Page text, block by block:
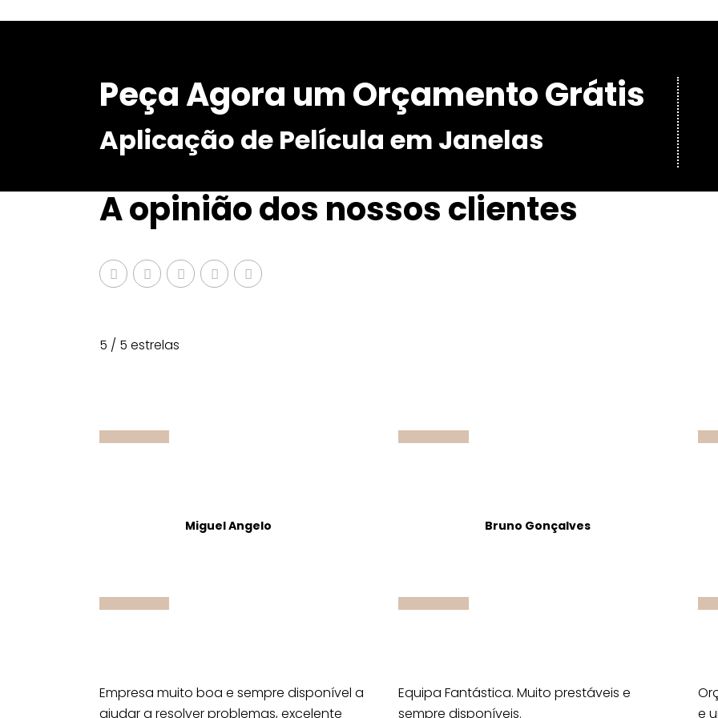
Peça Agora um Orçamento Grátis
Aplicação de Película em Janelas
A opinião dos nossos clientes
5 / 5 estrelas
Miguel Angelo
Empresa muito boa e sempre disponível a
ajudar a resolver problemas, excelente
Bruno Gonçalves
Equipa Fantástica. Muito prestáveis e
sempre disponíveis.
e